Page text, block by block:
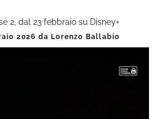
2, dal 23 febbraio su Disney+
2026 da Lorenzo Ballabio